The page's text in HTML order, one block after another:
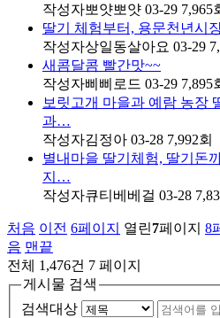
작성자뽀얏뽀얏 03-29 7,965
딸기 체험부터, 용문천년시
작성자상일동살아요 03-29
새콤달콤 빨간맛~~
작성자삐삐로드 03-29 7,895
보릿고개 마을과 예람 농장
과…
작성자김정아 03-28 7,992회
별내마을 딸기체험, 딸기돈
지…
작성자큐티베베걸 03-28
처음 이전 6페이지 열린7페이지 8
음 맨끝
전체 1,476건 7 페이지
게시물 검색
검색대상